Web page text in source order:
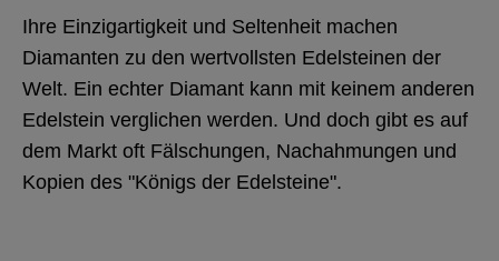
Ihre Einzigartigkeit und Seltenheit machen
Diamanten zu den wertvollsten Edelsteinen der
Welt. Ein echter Diamant kann mit keinem anderen
Edelstein verglichen werden. Und doch gibt es auf
dem Markt oft Fälschungen, Nachahmungen und
Kopien des "Königs der Edelsteine".